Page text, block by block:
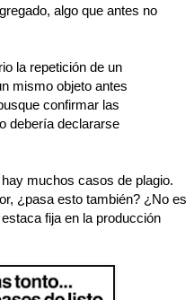
algo que antes no
la repetición de un
mismo objeto antes
confirmar las
debería declararse
muchos casos de plagio.
¿pasa esto también? ¿No es
fija en la producción